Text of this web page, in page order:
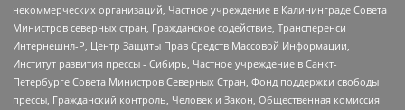
некоммерческих организаций, Частное учреждение в Калининграде Совета
Министров северных стран, Гражданское содействие, Трансперенси
Интернешнл-Р, Центр Защиты Прав Средств Массовой Информации,
Институт развития прессы - Сибирь, Частное учреждение в Санкт-
Петербурге Совета Министров Северных Стран, Фонд поддержки свободы
прессы, Гражданский контроль, Человек и Закон, Общественная комиссия